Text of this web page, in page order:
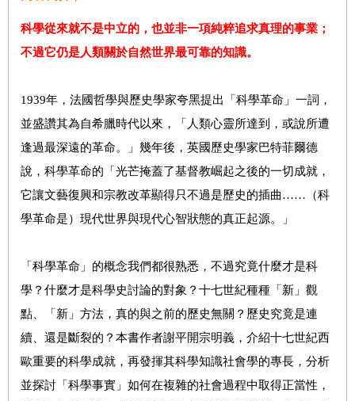
科學從來就不是中立的，也並非一項純粹追求真理的事業；
不過它仍是人類關於自然世界最可靠的知識。
1939年，法國哲學與歷史學家夸黑提出「科學革命」一詞，
並盛讚其為自希臘時代以來，「人類心靈所達到，或說所遭
逢過最深遠的革命。」幾年後，英國歷史學家巴特菲爾德
說，科學革命的「光芒掩蓋了基督教崛起之後的一切成就，
它讓文藝復興和宗教改革顯得只不過是歷史的插曲……（科
學革命是）現代世界與現代心智狀態的真正起源。」
「科學革命」的概念我們都很熟悉，不過究竟什麼才是科
學？什麼才是科學史討論的對象？十七世紀種種「新」觀
點、「新」方法，真的與之前的歷史無關？歷史究竟是連
續、還是斷裂的？本書作者謝平開宗明義，介紹十七世紀西
歐重要的科學成就，再發揮其科學知識社會學的專長，分析
並探討「科學事實」如何在複雜的社會過程中取得正當性，